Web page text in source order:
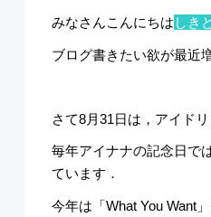
みなさんこんにちは しき
ブログ書きたい欲が最近
さて8月31日は，アイド
毎年アイナナの記念日で
ています．
今年は「What You Want